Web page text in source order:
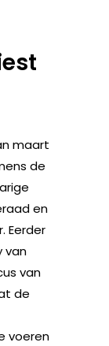
maart
de
en
Eerder
van
van
de
voeren